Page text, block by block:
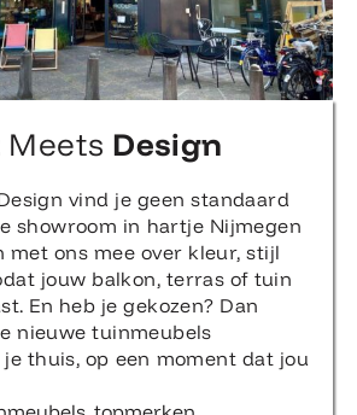
Meets Design
vind je geen standaard
showroom in hartje Nijmegen
met ons mee over kleur, stijl
jouw balkon, terras of tuin
En heb je gekozen? Dan
nieuwe tuinmeubels
thuis, op een moment dat jou